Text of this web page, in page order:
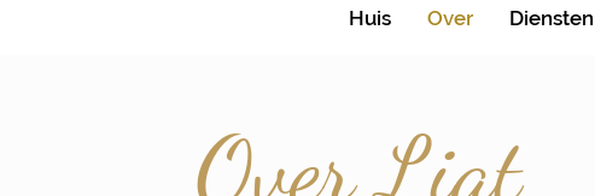
Huis Over Diensten
Over Liat